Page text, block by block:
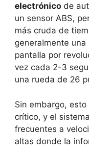
electrónico de
un sensor ABS,
más cruda de
generalmente
pantalla por
vez cada 2-3
una rueda de 26
Sin embargo,
crítico, y el
frecuentes a
altas donde la